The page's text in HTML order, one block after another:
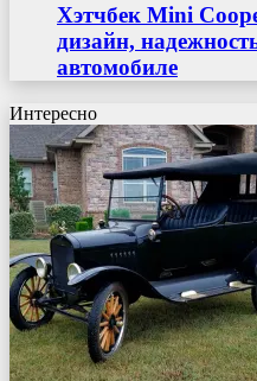
Хэтчбек Mini
дизайн,
автомобиле
Интересно